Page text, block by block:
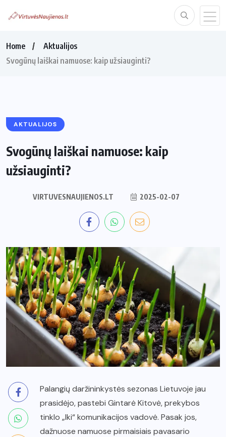
Home
Aktualijos
Svogūnų laiškai namuose: kaip užsiauginti?
AKTUALIJOS
Svogūnų laiškai namuose: kaip
užsiauginti?
VIRTUVESNAUJIENOS.LT 2025-02-07
Palangių daržininkystės sezonas Lietuvoje jau
prasidėjo, pastebi Gintarė Kitovė, prekybos
tinklo „Iki“ komunikacijos vadovė. Pasak jos,
dažnuose namuose pirmaisiais pavasario